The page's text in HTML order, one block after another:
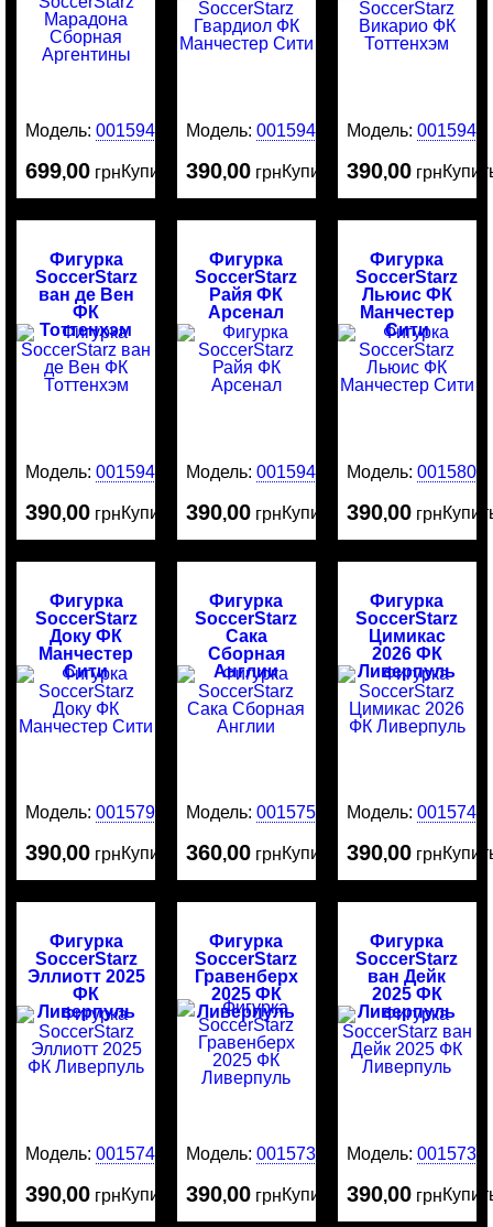
Модель:0015946
699,00 грнКупить
Модель:0015945
390,00 грнКупить
Модель: 0015944
390,00 грн
Фигурка
SoccerStarz
ван де Вен
ФК
Тоттенхэм
Модель:0015943
390,00 грнКупить
Фигурка
SoccerStarz
Райя ФК
Арсенал
Модель:0015942
390,00 грнКупить
Фигурка
SoccerStarz
Льюис ФК
Манчестер
Сити
Модель: 0015800
390,00 грн
Фигурка
SoccerStarz
Доку ФК
Манчестер
Сити
Модель:0015799
390,00 грнКупить
Фигурка
SoccerStarz
Сака
Сборная
Англии
Модель:0015751
360,00 грнКупить
Фигурка
SoccerStarz
Цимикас
2026 ФК
Ливерпуль
Модель: 0015741
390,00 грн
Фигурка
SoccerStarz
Эллиотт 2025
ФК
Ливерпуль
Модель:0015740
390,00 грнКупить
Фигурка
SoccerStarz
Гравенберх
2025 ФК
Ливерпуль
Модель:0015735
390,00 грнКупить
Фигурка
SoccerStarz
ван Дейк
2025 ФК
Ливерпуль
Модель: 0015734
390,00 грн